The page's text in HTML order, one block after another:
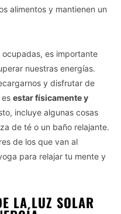
alimentos y mantienen un
es importante
nuestras energías.
y disfrutar de
estar físicamente y
incluye algunas cosas
de té o un baño relajante.
de los que van al
para relajar tu mente y
LA LUZ SOLAR